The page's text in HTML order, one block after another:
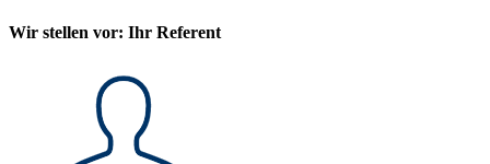
Wir stellen vor: Ihr Referent